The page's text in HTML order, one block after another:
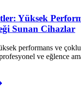
Yüksek
Sunan Cihazlar
performans ve
ve eğlence